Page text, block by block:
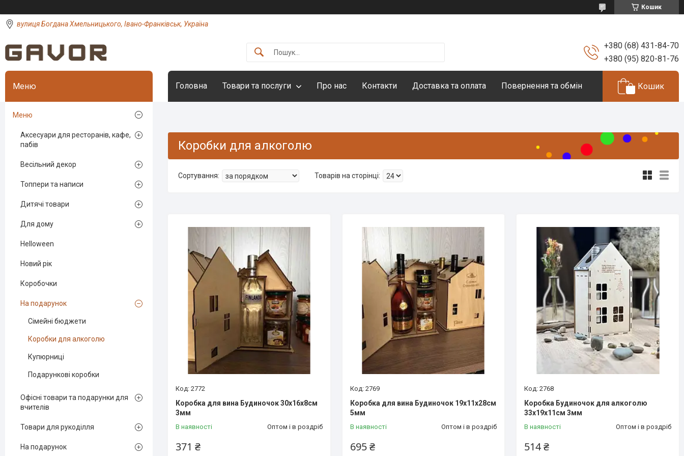
Кошик
вулиця Богдана Хмельницького, Івано-Франківськ, Україна
+380 (68) 431-84-70
+380 (95) 820-81-76
Головна Товари та послуги Про нас Контакти Доставка та оплата Повернення та обмін Кошик
Коробки для алкоголю
2772
Коробка для вина Будиночок 30х16х8см
3мм
В наявності Оптом і в роздріб
371 ₴
2769
Коробка для вина Будиночок 19х11х28см
5мм
В наявності Оптом і в роздріб
695 ₴
2768
Коробка Будиночок для алкоголю
33х19х11см 3мм
В наявності Оптом і в роздріб
514 ₴
Меню
Аксесуари для ресторанів, кафе,
пабів
Весільний декор
Топпери та написи
Дитячі товари
Для дому
Helloween
Новий рік
Коробочки
На подарунок
Сімейні бюджети
Коробки для алкоголю
Купюрниці
Подарункові коробки
Офісні товари та подарунки для
вчителів
Товари для рукоділля
На подарунок